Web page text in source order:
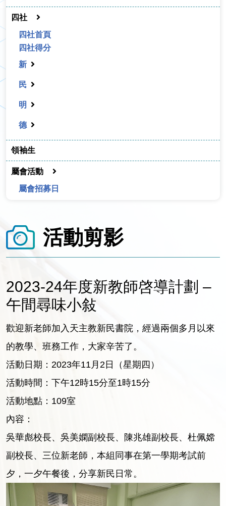
四社
四社首頁
四社得分
新
民
明
德
領袖生
屬會活動
屬會招募日
活動剪影
2023-24年度新教師啓導計劃 –
午間尋味小敍
歡迎新老師加入天主教新民書院，經過兩個多月以來
的教學、班務工作，大家辛苦了。
活動日期：2023年11月2日（星期四）
活動時間：下午12時15分至1時15分
活動地點：109室
內容：
吳華彪校長、吳美嫻副校長、陳兆雄副校長、杜佩嫦
副校長、三位新老師，本組同事在第一學期考試前
夕，一夕午餐後，分享新民日常。